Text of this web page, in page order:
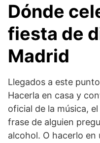
Dónde
fiesta de
Madrid
Llegados a este
Hacerla en casa y
oficial de la música,
frase de alguien
alcohol. O hacerlo en